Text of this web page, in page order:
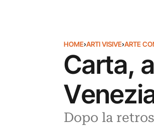
HOME›ARTI VISIVE›ARTE
Carta,
Dopo la